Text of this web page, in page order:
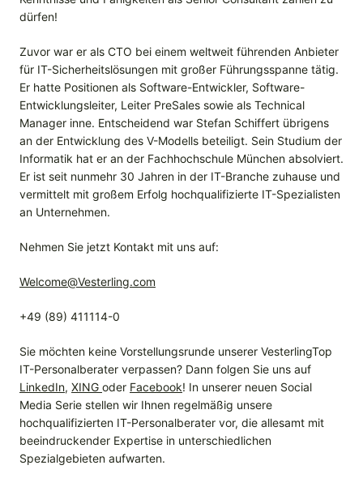
dürfen!
Zuvor war er als CTO bei einem weltweit führenden Anbieter
für IT-Sicherheitslösungen mit großer Führungsspanne tätig.
Er hatte Positionen als Software-Entwickler, Software-
Entwicklungsleiter, Leiter PreSales sowie als Technical
Manager inne. Entscheidend war Stefan Schiffert übrigens
an der Entwicklung des V-Modells beteiligt. Sein Studium der
Informatik hat er an der Fachhochschule München absolviert.
Er ist seit nunmehr 30 Jahren in der IT-Branche zuhause und
vermittelt mit großem Erfolg hochqualifizierte IT-Spezialisten
an Unternehmen.
Nehmen Sie jetzt Kontakt mit uns auf:
Welcome@Vesterling.com
+49 (89) 411114-0
Sie möchten keine Vorstellungsrunde unserer VesterlingTop
IT-Personalberater verpassen? Dann folgen Sie uns auf
LinkedIn, XING oder Facebook! In unserer neuen Social
Media Serie stellen wir Ihnen regelmäßig unsere
hochqualifizierten IT-Personalberater vor, die allesamt mit
beeindruckender Expertise in unterschiedlichen
Spezialgebieten aufwarten.